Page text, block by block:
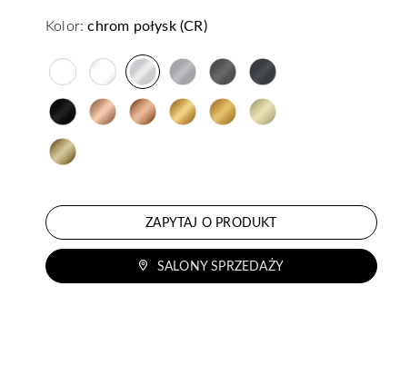
Kolor: chrom połysk (CR)
ZAPYTAJ O PRODUKT
SALONY SPRZEDAŻY